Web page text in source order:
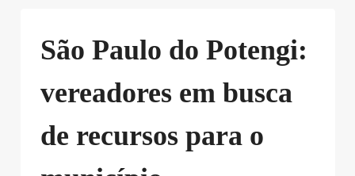
São Paulo do Potengi:
vereadores em busca
de recursos para o